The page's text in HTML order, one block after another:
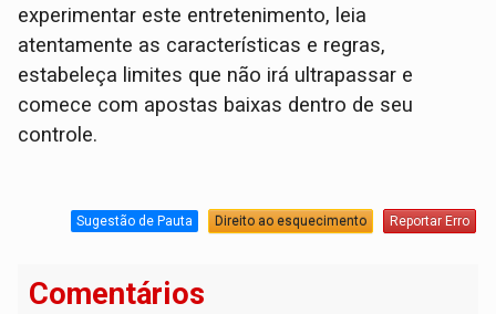
experimentar este entretenimento, leia
atentamente as características e regras,
estabeleça limites que não irá ultrapassar e
comece com apostas baixas dentro de seu
controle.
Sugestão de Pauta Direito ao esquecimento Reportar Erro
Comentários